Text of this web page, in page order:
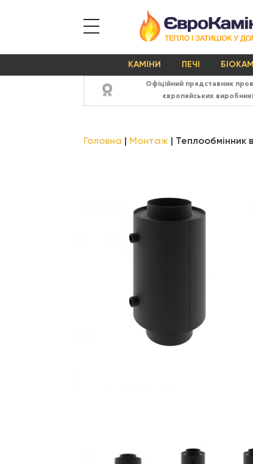
КАМІНИ ПЕЧІ
Офіційний представник
європейських
Головна Монтаж Теплообмінник